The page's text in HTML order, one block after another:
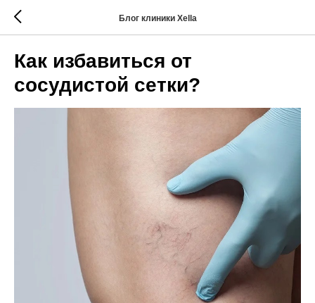
Блог клиники Xella
Как избавиться от
сосудистой сетки?